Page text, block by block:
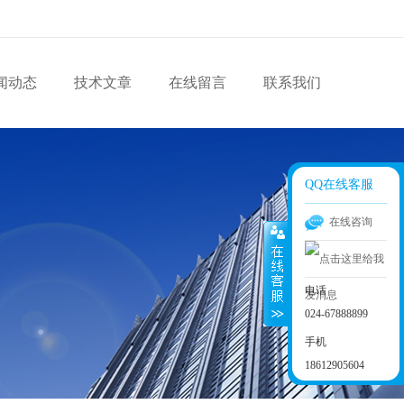
动态 技术文章 在线留言 联系我们
QQ在线客服
在线咨询
电话
024-67888899
手机
18612905604